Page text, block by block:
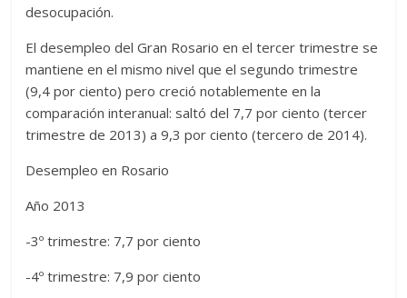
desocupación.
El desempleo del Gran Rosario en el tercer trimestre se
mantiene en el mismo nivel que el segundo trimestre
(9,4 por ciento) pero creció notablemente en la
comparación interanual: saltó del 7,7 por ciento (tercer
trimestre de 2013) a 9,3 por ciento (tercero de 2014).
Desempleo en Rosario
Año 2013
-3º trimestre: 7,7 por ciento
-4º trimestre: 7,9 por ciento